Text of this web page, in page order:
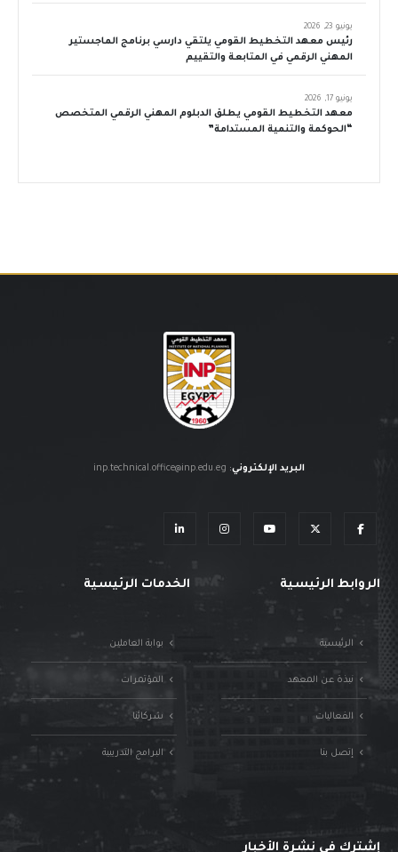
رئيس معهد التخطيط القومي يلتقي دارسي برنامج الماجستير
المهني الرقمي في المتابعة والتقييم
يونيو 23, 2026
معهد التخطيط القومي يطلق الدبلوم المهني الرقمي المتخصص
“الحوكمة والتنمية المستدامة”
يونيو 17, 2026
البريد الإلكتروني:
inp.technical.office@inp.edu.eg
الروابط الرئيسية
الرئيسية
نبذة عن المعهد
الفعاليات
إتصل بنا
الخدمات الرئيسية
بوابة العاملين
المؤتمرات
شركائنا
البرامج التدريبية
إشترك في نشرة الأخبار